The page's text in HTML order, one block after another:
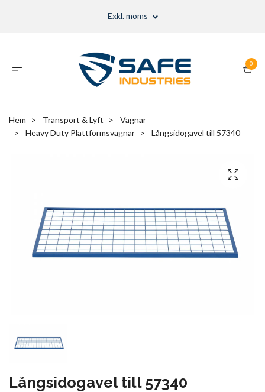
Exkl. moms
0
Hem Transport & Lyft
Vagnar
Heavy Duty Plattformsvagnar
Långsidogavel till 57340
Långsidogavel till 57340